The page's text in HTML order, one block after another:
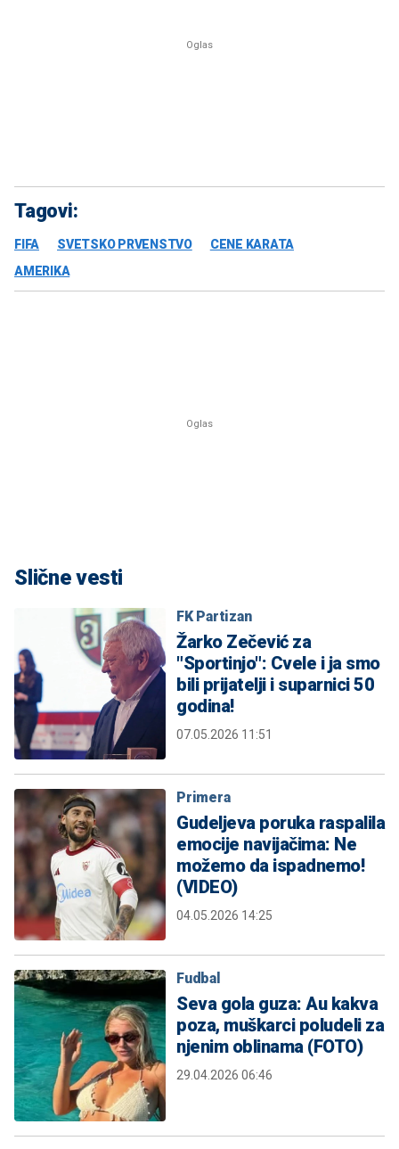
Tagovi:
FIFA SVETSKO PRVENSTVO
CENE KARATA
AMERIKA
Slične vesti
FK Partizan
Žarko Zečević za
"Sportinjo": Cvele i ja smo
bili prijatelji i suparnici 50
godina!
07.05.2026 11:51
Primera
Gudeljeva poruka raspalila
emocije navijačima: Ne
možemo da ispadnemo!
(VIDEO)
04.05.2026 14:25
Fudbal
Seva gola guza: Au kakva
poza, muškarci poludeli za
njenim oblinama (FOTO)
29.04.2026 06:46